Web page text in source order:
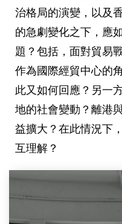
治格局的演變，以及
的急劇變化之下，應
題？包括，面對貿易
作為國際經貿中心的
此又如何回應？另一
地的社會變動？離港
益擴大？在此情況下
互理解？